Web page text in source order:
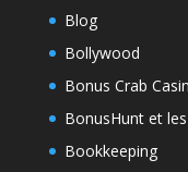
Blog
Bollywood
Bonus Crab
BonusHunt et les
Bookkeeping